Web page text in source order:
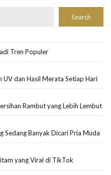
Search
Tren Populer
UV dan Hasil Merata Setiap Hari
Rambut yang Lebih Lembut
Sedang Banyak Dicari Pria Muda
yang Viral di TikTok